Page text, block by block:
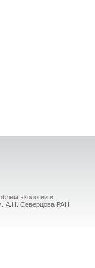
экологии и
А.Н. Северцова РАН